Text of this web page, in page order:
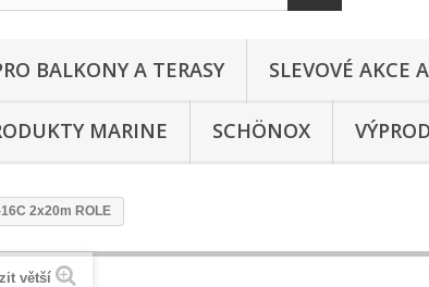
BALKONY A TERASY SLEVOVÉ AKCE
MARINE SCHÖNOX
2x20m ROLE
větší